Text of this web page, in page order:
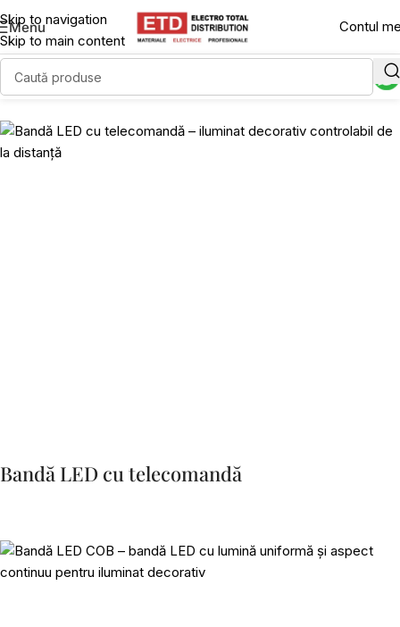
Skip to navigation
Skip to main content
Menu Contul
Bandă LED cu telecomandă